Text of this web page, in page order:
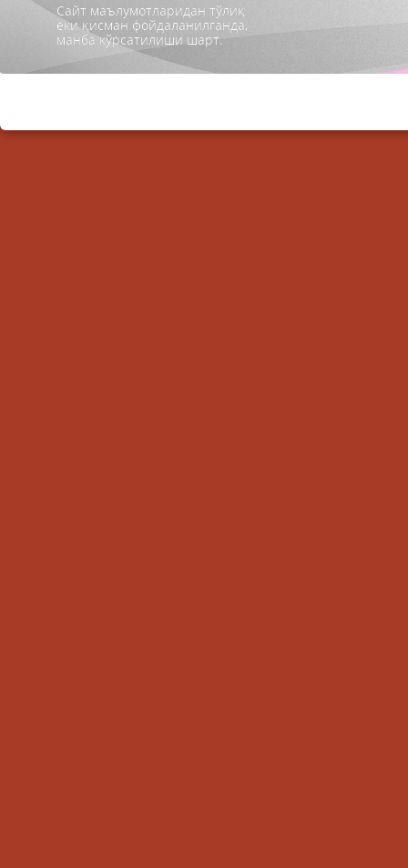
Сайт маълумотларидан тўлиқ
ёки қисман фойдаланилганда,
манба кўрсатилиши шарт.